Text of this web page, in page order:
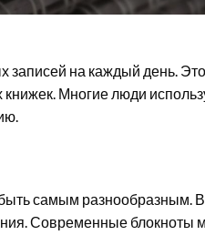
на каждый день.
книжек. Многие люди
самым разнообразным.
Современные блокноты